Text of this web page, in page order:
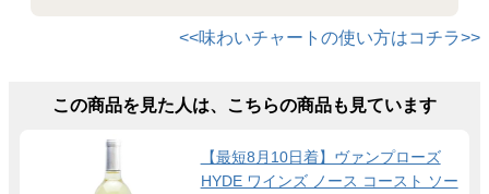
<<味わいチャートの使い方はコチラ>>
この商品を見た人は、こちらの商品も見ています
【最短8月10日着】ヴァンプローズ
HYDE ワインズ ノース コースト ソー